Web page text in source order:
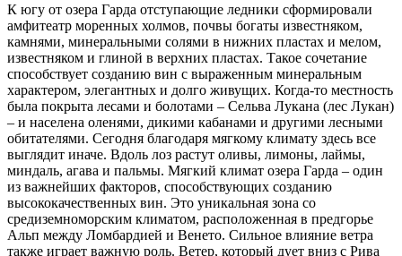
К югу от озера Гарда отступающие ледники сформировали
амфитеатр моренных холмов, почвы богаты известняком,
камнями, минеральными солями в нижних пластах и мелом,
известняком и глиной в верхних пластах. Такое сочетание
способствует созданию вин с выраженным минеральным
характером, элегантных и долго живущих. Когда-то местность
была покрыта лесами и болотами – Сельва Лукана (лес Лукан)
– и населена оленями, дикими кабанами и другими лесными
обитателями. Сегодня благодаря мягкому климату здесь все
выглядит иначе. Вдоль лоз растут оливы, лимоны, лаймы,
миндаль, агава и пальмы. Мягкий климат озера Гарда – один
из важнейших факторов, способствующих созданию
высококачественных вин. Это уникальная зона со
средиземноморским климатом, расположенная в предгорье
Альп между Ломбардией и Венето. Сильное влияние ветра
также играет важную роль. Ветер, который дует вниз с Рива